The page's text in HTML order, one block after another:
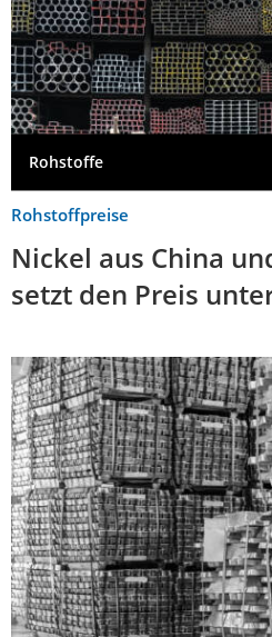
Rohstoffe
Rohstoffpreise
Nickel aus China
setzt den Preis